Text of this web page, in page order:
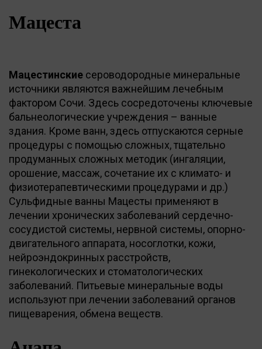
Мацеста
Мацестинские сероводородные минеральные
источники являются важнейшим лечебным
фактором Сочи. Здесь сосредоточены ключевые
бальнеологические учреждения – ванные
здания. Кроме ванн, здесь отпускаются серные
процедуры с помощью сложных, тщательно
продуманных сложных методик (ингаляции,
орошение, массаж, сочетание их с климато- и
физиотерапевтическими процедурами и др.)
Сульфидные ванны Мацесты применяют в
лечении хронических заболеваний сердечно-
сосудистой системы, нервной системы, опорно-
двигательного аппарата, носоглотки, кожи,
нейроэндокринных расстройств,
гинекологических и стоматологических
заболеваний. Питьевые минеральные воды
используют при лечении заболеваний органов
пищеварения, обмена веществ.